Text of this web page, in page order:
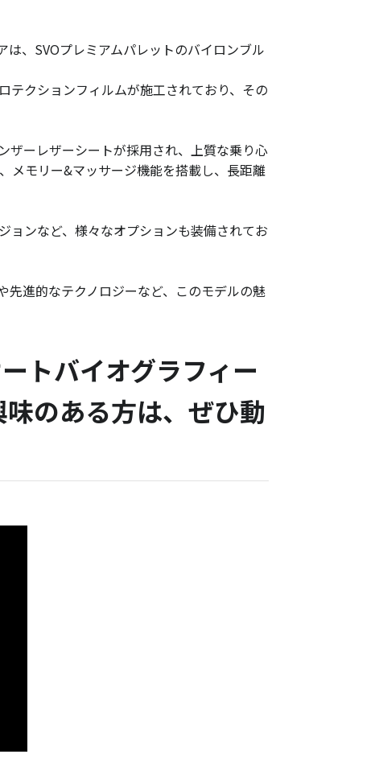
、SVOプレミアムパレットのバイロンブル
テクションフィルムが施工されており、その
ザーレザーシートが採用され、上質な乗り心
メモリー&マッサージ機能を搭載し、長距離
ョンなど、様々なオプションも装備されてお
先進的なテクノロジーなど、このモデルの魅
トバイオグラフィー
のある方は、ぜひ動